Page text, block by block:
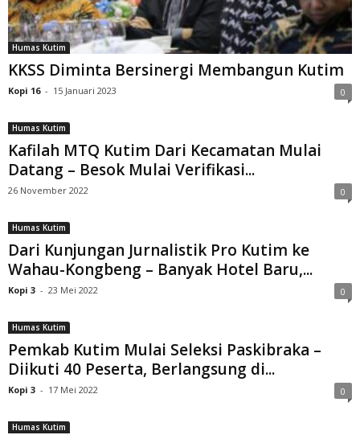
Humas Kutim
KKSS Diminta Bersinergi Membangun Kutim
Kopi 16 - 15 Januari 2023 0
Humas Kutim
Kafilah MTQ Kutim Dari Kecamatan Mulai
Datang – Besok Mulai Verifikasi...
26 November 2022 0
Humas Kutim
Dari Kunjungan Jurnalistik Pro Kutim ke
Wahau-Kongbeng – Banyak Hotel Baru,...
Kopi 3 - 23 Mei 2022 0
Humas Kutim
Pemkab Kutim Mulai Seleksi Paskibraka –
Diikuti 40 Peserta, Berlangsung di...
Kopi 3 - 17 Mei 2022 0
Humas Kutim